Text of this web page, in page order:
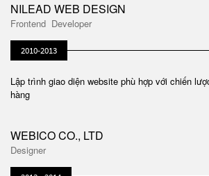
NILEAD WEB DESIGN
Frontend Developer
2010-2013
Lập trình giao diện website phù hợp với chiến
hàng
WEBICO CO., LTD
Designer